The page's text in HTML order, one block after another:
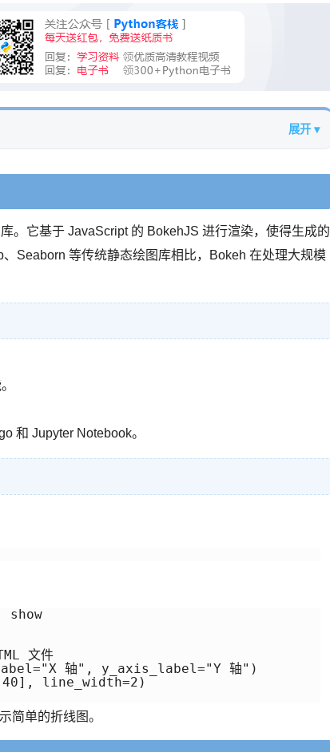
展开 ▾
。它基于 JavaScript 的 BokehJS 进行渲染，使得生成的
Seaborn 等传统静态绘图库相比，Bokeh 在处理大规模
和 Jupyter Notebook。
文件
轴", y_axis_label="Y 轴")
line_width=2)
简单的折线图。